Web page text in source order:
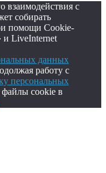
взаимодействия с
собирать
помощи Cookie-
и LiveInternet
данных
работу с
персональных
файлы cookie в